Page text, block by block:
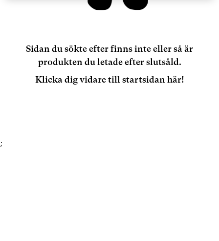
Sidan du sökte efter finns inte eller så är
produkten du letade efter slutsåld.
Klicka dig vidare till startsidan här!
;